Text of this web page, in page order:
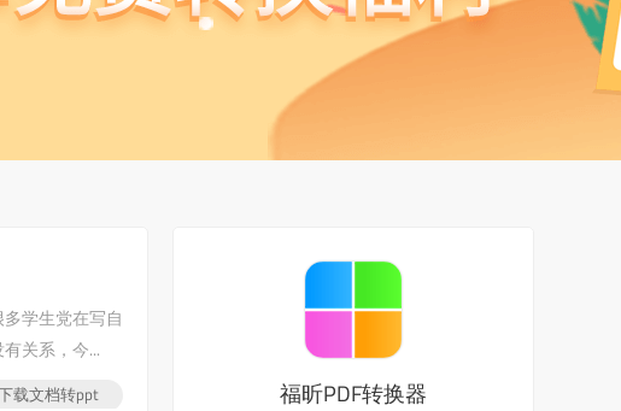
学生党在写自
关系，今...
载文档转ppt 福昕PDF转换器